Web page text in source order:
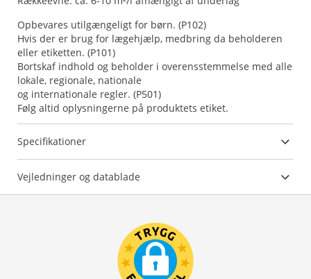
Opbevares utilgængeligt for børn. (P102)
Hvis der er brug for lægehjælp, medbring da beholderen
eller etiketten. (P101)
Bortskaf indhold og beholder i overensstemmelse med alle
lokale, regionale, nationale
og internationale regler. (P501)
Følg altid oplysningerne på produktets etiket.
Specifikationer
Vejledninger og datablade